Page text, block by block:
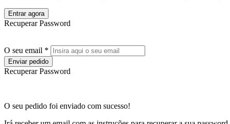
Entrar agora
Recuperar Password
O seu email *
Enviar pedido
Recuperar Password
O seu pedido foi enviado com sucesso!